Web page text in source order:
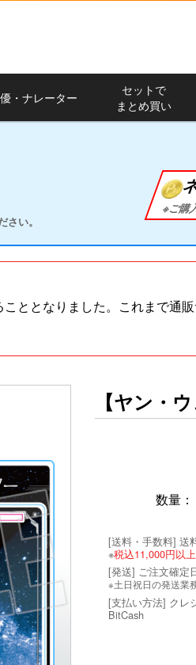
・ナレーター
セットで
まとめ買い
い。
※ご購
ととなりました。これまで通
【ヤン・
数量：
[送料・手数料] 送
※税込11,000円以上
[発送] ご注文確定
※土日祝日の発送業
[支払い方法] クレ
BitCash